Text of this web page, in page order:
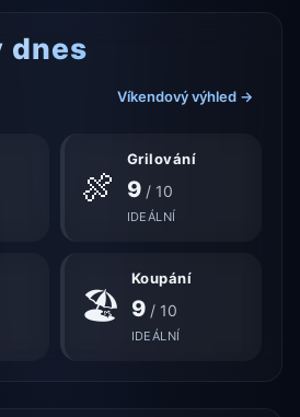
dnes
Víkendový výhled →
🍖
Grilování
9/ 10
IDEÁLNÍ
🏖
Koupání
9/ 10
IDEÁLNÍ